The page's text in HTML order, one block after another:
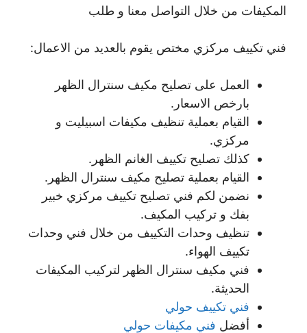
المكيفات من خلال التواصل معنا و طلب
فني تكييف مركزي مختص يقوم بالعديد من الاعمال:
العمل على تصليح مكيف سنترال الظهر
بارخص الاسعار.
القيام بعملية تنظيف مكيفات اسبيليت و
مركزي.
كذلك تصليح تكييف الغانم الظهر.
القيام بعملية تصليح مكيف سنترال الظهر.
نضمن لكم فني تصليح تكييف مركزي خبير
بفك و تركيب المكيف.
تنظيف وحدات التكييف من خلال فني وحدات
تكييف الهواء.
فني مكيف سنترال الظهر لتركيب المكيفات
الحديثة.
فني تكييف حولي
أفضل فني مكيفات حولي